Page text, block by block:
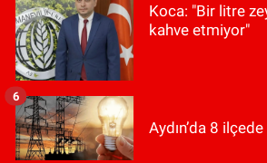
Koca: "Bir litre
kahve etmiyor"
Aydın’da 8
6